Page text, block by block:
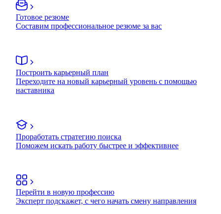
Готовое резюме
Составим профессиональное резюме за вас
Построить карьерный план
Переходите на новый карьерный уровень с помощью
наставника
Проработать стратегию поиска
Поможем искать работу быстрее и эффективнее
Перейти в новую профессию
Эксперт подскажет, с чего начать смену направления